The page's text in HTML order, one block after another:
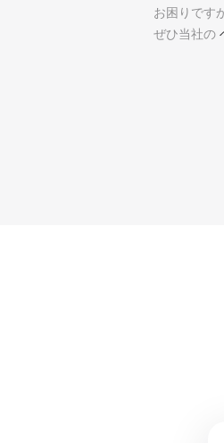
お困りです
ぜひ当社の